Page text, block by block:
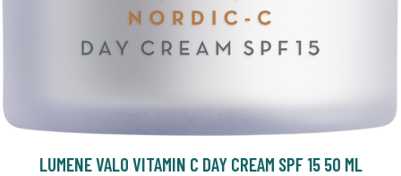
LUMENE VALO VITAMIN C DAY CREAM SPF 15 50 ML